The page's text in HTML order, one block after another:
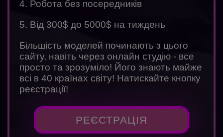
4. Робота без посередників
5. Від 300$ до 5000$ на тиждень
Більшість моделей починають з цього
сайту, навіть через онлайн студію - все
просто та зрозуміло! Його знають майже
всі в 40 країнах світу! Натискайте кнопку
реєстрації!
РЕЄСТРАЦІЯ